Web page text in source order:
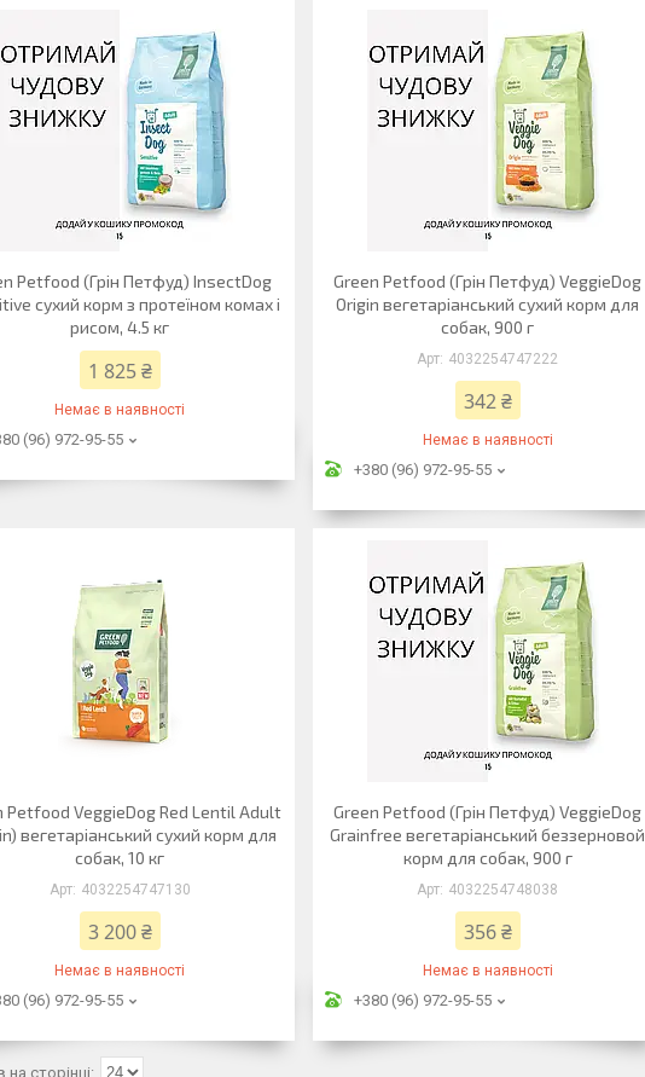
Petfood (Грін Петфуд) InsectDog
сухий корм з протеїном комах і
рисом, 4.5 кг
1 825 ₴
Немає в наявності
(96) 972-95-55
Green Petfood (Грін Петфуд) VeggieDog
Origin вегетаріанський сухий корм для
собак, 900 г
4032254747222
342 ₴
Немає в наявності
+380 (96) 972-95-55
Petfood VeggieDog Red Lentil Adult
вегетаріанський сухий корм для
собак, 10 кг
4032254747130
3 200 ₴
Немає в наявності
(96) 972-95-55
Green Petfood (Грін Петфуд) VeggieDog
Grainfree вегетаріанський беззерновой
корм для собак, 900 г
4032254748038
356 ₴
Немає в наявності
+380 (96) 972-95-55